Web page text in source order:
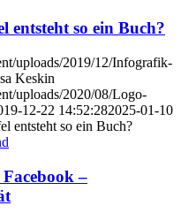
entsteht so ein Buch?
uploads/2019/12/Infografik-
Keskin
uploads/2020/08/Logo-
12-22 14:52:282025-01-10
entsteht so ein Buch?
–